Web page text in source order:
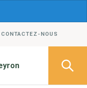
CONTACTEZ-NOUS